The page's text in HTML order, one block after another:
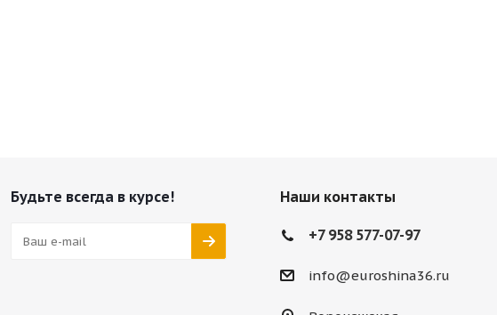
Будьте всегда в курсе! Наши контакты
+7 958 577-07-97
info@euroshina36.ru